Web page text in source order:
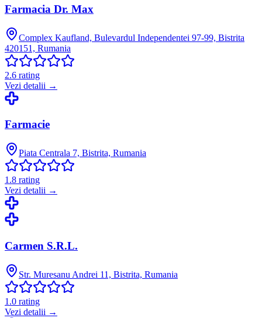
Farmacia Dr. Max
Complex Kaufland, Bulevardul Independentei 97-99, Bistrita
420151, Rumania
2.6 rating
Vezi detalii →
Farmacie
Piata Centrala 7, Bistrita, Rumania
1.8 rating
Vezi detalii →
Carmen S.R.L.
Str. Muresanu Andrei 11, Bistrita, Rumania
1.0 rating
Vezi detalii →